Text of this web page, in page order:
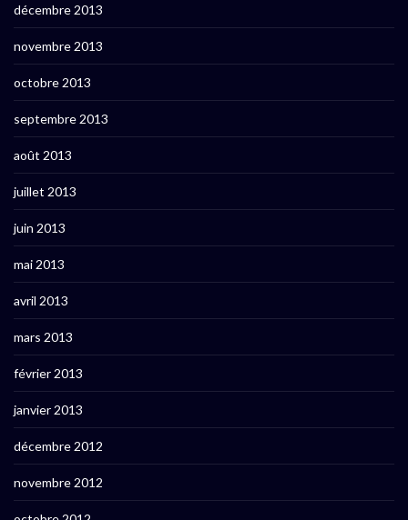
décembre 2013
novembre 2013
octobre 2013
septembre 2013
août 2013
juillet 2013
juin 2013
mai 2013
avril 2013
mars 2013
février 2013
janvier 2013
décembre 2012
novembre 2012